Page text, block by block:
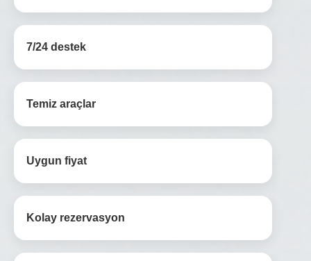
7/24 destek
Temiz araçlar
Uygun fiyat
Kolay rezervasyon